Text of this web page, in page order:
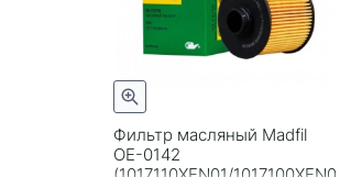
Фильтр масляный Madfil
ОE-0142